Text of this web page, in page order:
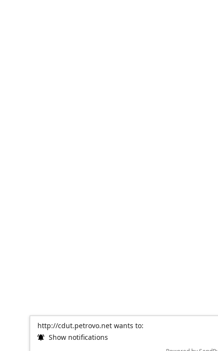
http://cdut.petrovo.net wants to:
Show notifications